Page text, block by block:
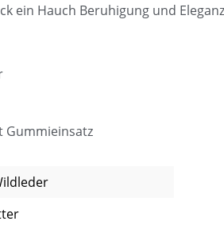
ein Hauch Beruhigung und
Gummieinsatz